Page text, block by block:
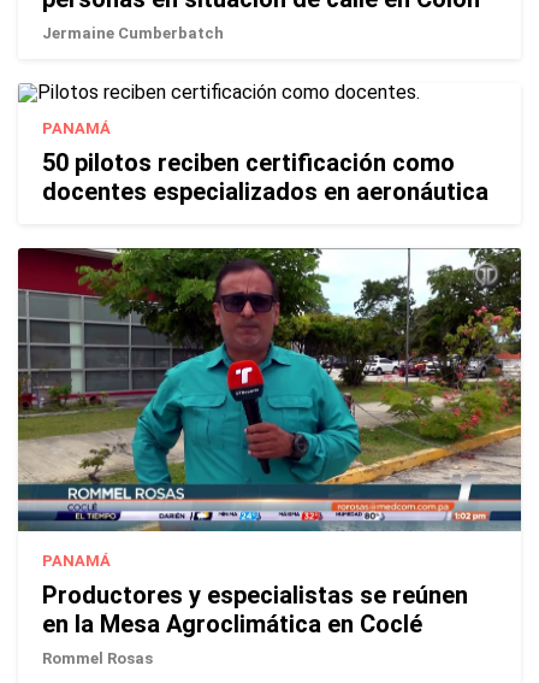
Jermaine Cumberbatch
PANAMÁ
50 pilotos reciben certificación como
docentes especializados en aeronáutica
PANAMÁ
Productores y especialistas se reúnen
en la Mesa Agroclimática en Coclé
Rommel Rosas